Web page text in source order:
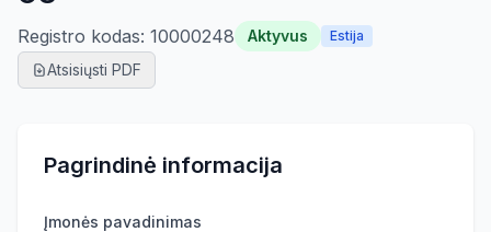
Registro kodas: 10000248 Aktyvus Estija
Atsisiųsti PDF
Pagrindinė informacija
Įmonės pavadinimas